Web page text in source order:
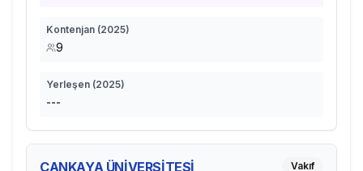
Kontenjan (2025)
9
Yerleşen (2025)
---
ÇANKAYA ÜNİVERSİTESİ Vakıf